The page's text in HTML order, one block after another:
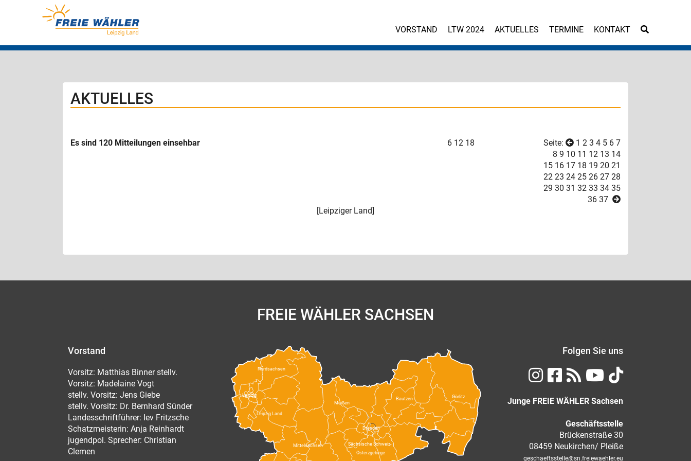
VORSTAND LTW 2024 AKTUELLES TERMINE KONTAKT
AKTUELLES
Es sind 120 Mitteilungen einsehbar 6 12 18 Seite: 1 2 3 4 5 6 7
8 9 10 11 12 13 14
15 16 17 18 19 20 21
22 23 24 25 26 27 28
29 30 31 32 33 34 35
36 37
[Leipziger Land]
FREIE WÄHLER SACHSEN
Vorstand
Vorsitz: Matthias Binner stellv.
Vorsitz: Madelaine Vogt
stellv. Vorsitz: Jens Giebe
stellv. Vorsitz: Dr. Bernhard Sünder
Landesschriftführer: Iev Fritzsche
Schatzmeisterin: Anja Reinhardt
jugendpol. Sprecher: Christian
Clemen
Bautzen Görlitz
Leipzig
Leipzig Land
Meißen
Mittelsachsen
Nordsachsen
Osterzgebirge
Sächsische Schweiz-
Dresden
Folgen Sie uns
Junge FREIE WÄHLER Sachsen
Geschäftsstelle
Brückenstraße 30
08459 Neukirchen/ Pleiße
geschaeftsstelle@sn.freiewaehler.eu